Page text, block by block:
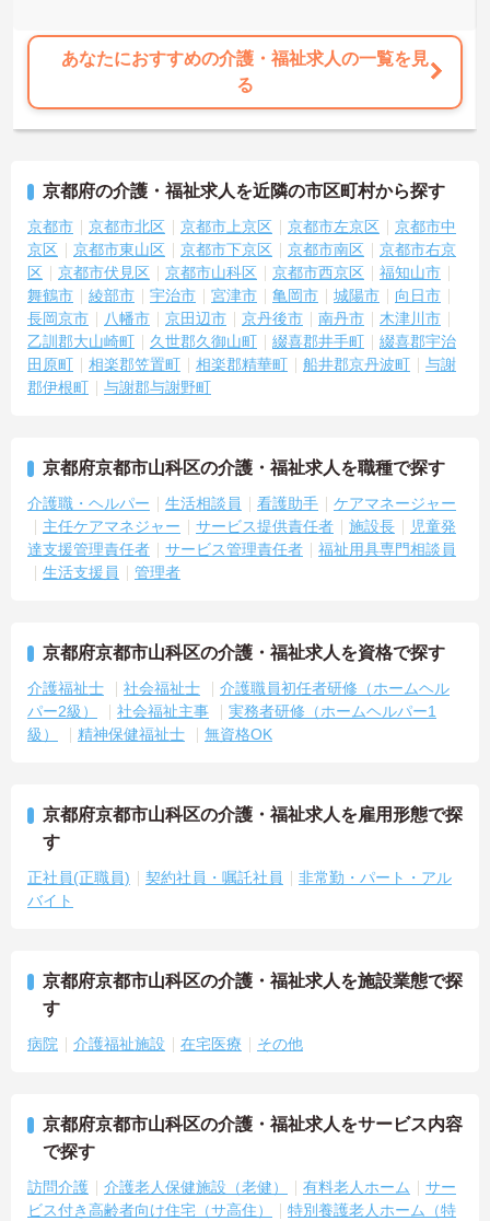
あなたにおすすめの介護・福祉求人の一覧を見
る
京都府の介護・福祉求人を近隣の市区町村から探す
京都市 京都市北区 京都市上京区 京都市左京区
京都市中
京区
京都市東山区 京都市下京区 京都市南区
京都市右京
区
京都市伏見区 京都市山科区 京都市西京区
福知山市
舞鶴市
綾部市 宇治市 宮津市 亀岡市 城陽市
向日市
長岡京市
八幡市 京田辺市 京丹後市 南丹市
木津川市
乙訓郡大山崎町
久世郡久御山町 綴喜郡井手町
綴喜郡宇治
田原町
相楽郡笠置町 相楽郡精華町 船井郡京丹波町
与謝
郡伊根町
与謝郡与謝野町
京都府京都市山科区の介護・福祉求人を職種で探す
介護職・ヘルパー 生活相談員 看護助手
ケアマネージャー
主任ケアマネジャー
サービス提供責任者 施設長
児童発
達支援管理責任者
サービス管理責任者
福祉用具専門相談員
生活支援員
管理者
京都府京都市山科区の介護・福祉求人を資格で探す
介護福祉士 社会福祉士
介護職員初任者研修（ホームヘル
パー2級）
社会福祉主事
実務者研修（ホームヘルパー1
級）
精神保健福祉士 無資格OK
京都府京都市山科区の介護・福祉求人を雇用形態で探
す
正社員(正職員) 契約社員・嘱託社員
非常勤・パート・アル
バイト
京都府京都市山科区の介護・福祉求人を施設業態で探
す
病院 介護福祉施設 在宅医療 その他
京都府京都市山科区の介護・福祉求人をサービス内容
で探す
訪問介護 介護老人保健施設（老健） 有料老人ホーム
サー
ビス付き高齢者向け住宅（サ高住）
特別養護老人ホーム（特